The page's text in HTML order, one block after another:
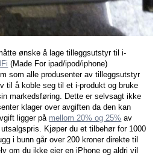
ønske å lage tilleggsutstyr til i-
(Made For ipad/ipod/iphone)
som alle produsenter av tilleggsutstyr
til å koble seg til et i-produkt og bruke
markedsføring. Dette er selvsagt ikke
klager over avgiften da den kan
ligger på mellom 20% og 25% av
Kjøper du et tilbehør for 1000
i bunn går over 200 kroner direkte til
om du ikke eier en iPhone og aldri vil